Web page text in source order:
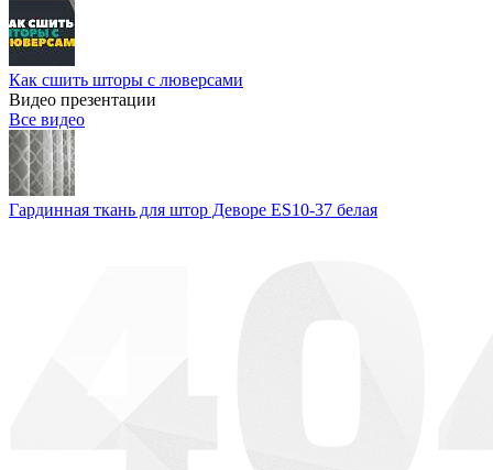
Как сшить шторы с люверсами
Видео презентации
Все видео
Гардинная ткань для штор Деворе ES10-37 белая